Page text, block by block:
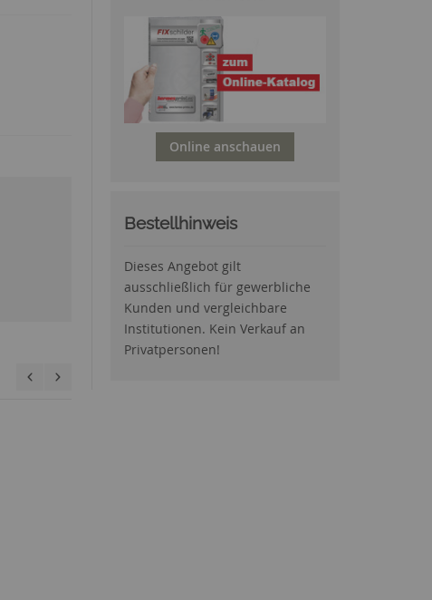
Online anschauen
Bestellhinweis
Dieses Angebot gilt
ausschließlich für gewerbliche
Kunden und vergleichbare
Institutionen. Kein Verkauf an
Privatpersonen!